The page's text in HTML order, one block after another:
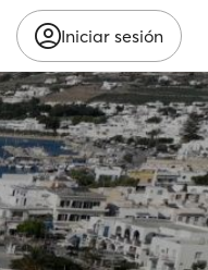
Iniciar sesión